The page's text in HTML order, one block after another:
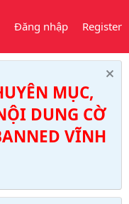
Đăng nhập Register
MỤC,
DUNG CỜ
VĨNH